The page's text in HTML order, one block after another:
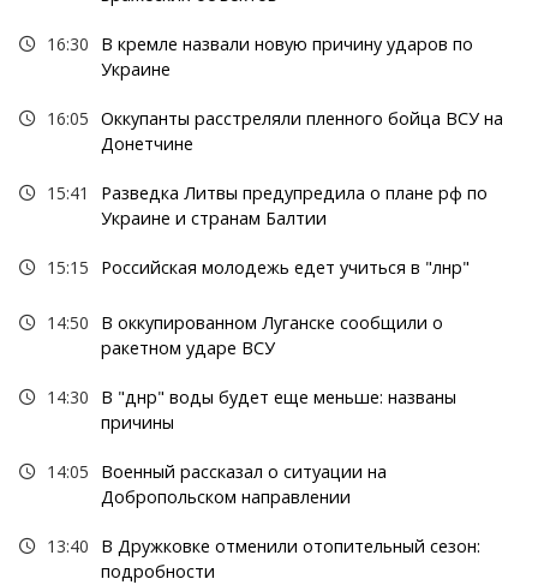
16:30
В кремле назвали новую причину ударов по
Украине
16:05 Оккупанты расстреляли пленного бойца ВСУ на
Донетчине
15:41
Разведка Литвы предупредила о плане рф по
Украине и странам Балтии
15:15 Российская молодежь едет учиться в "лнр"
14:50
В оккупированном Луганске сообщили о
ракетном ударе ВСУ
14:30
В "днр" воды будет еще меньше: названы
причины
14:05
Военный рассказал о ситуации на
Добропольском направлении
13:40
В Дружковке отменили отопительный сезон:
подробности